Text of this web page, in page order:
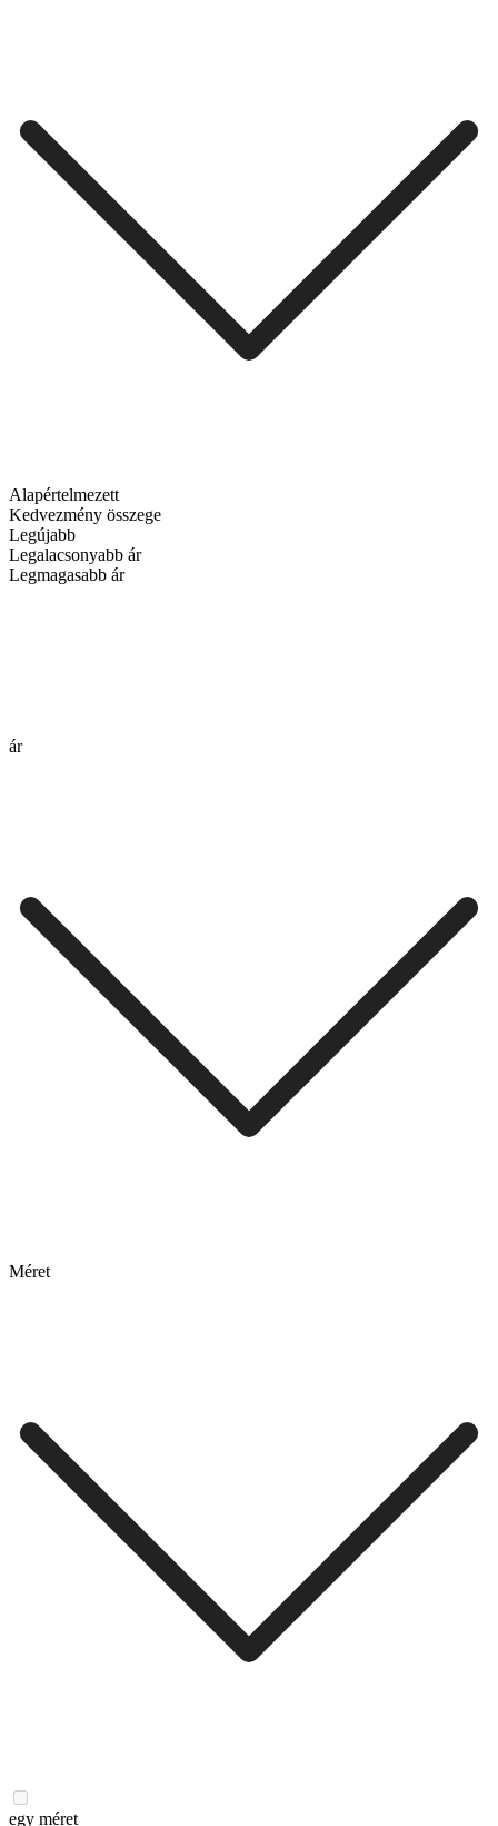
Alapértelmezett
Kedvezmény összege
Legújabb
Legalacsonyabb ár
Legmagasabb ár
ár
Méret
egy méret